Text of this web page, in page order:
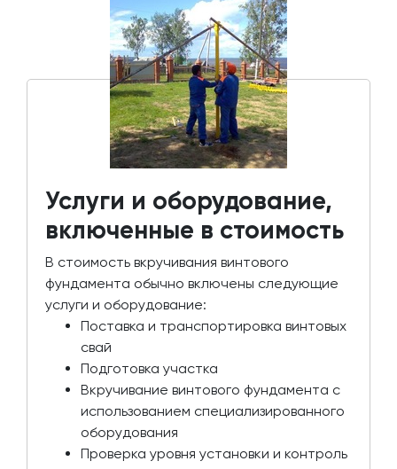
Услуги и оборудование,
включенные в стоимость
В стоимость вкручивания винтового
фундамента обычно включены следующие
услуги и оборудование:
Поставка и транспортировка винтовых
свай
Подготовка участка
Вкручивание винтового фундамента с
использованием специализированного
оборудования
Проверка уровня установки и контроль